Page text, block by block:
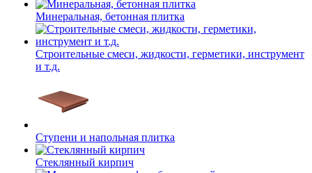
Минеральная, бетонная плитка
Строительные смеси, жидкости, герметики, инструмент
и т.д.
Ступени и напольная плитка
Cтеклянный кирпич